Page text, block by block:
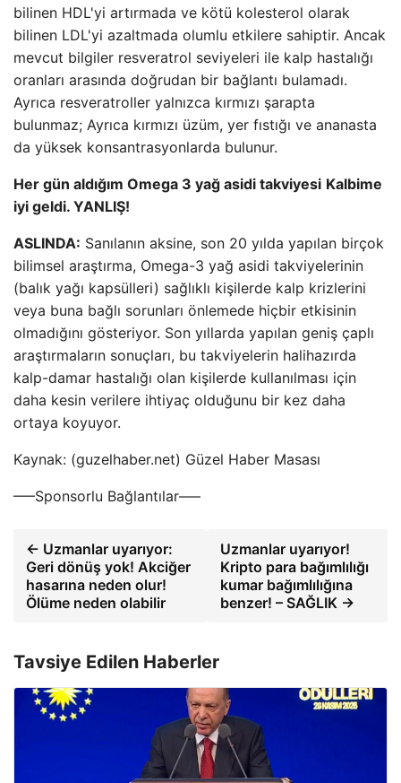
bilinen HDL'yi artırmada ve kötü kolesterol olarak
bilinen LDL'yi azaltmada olumlu etkilere sahiptir. Ancak
mevcut bilgiler resveratrol seviyeleri ile kalp hastalığı
oranları arasında doğrudan bir bağlantı bulamadı.
Ayrıca resveratroller yalnızca kırmızı şarapta
bulunmaz; Ayrıca kırmızı üzüm, yer fıstığı ve ananasta
da yüksek konsantrasyonlarda bulunur.
Her gün aldığım Omega 3 yağ asidi takviyesi Kalbime
iyi geldi. YANLIŞ!
ASLINDA: Sanılanın aksine, son 20 yılda yapılan birçok
bilimsel araştırma, Omega-3 yağ asidi takviyelerinin
(balık yağı kapsülleri) sağlıklı kişilerde kalp krizlerini
veya buna bağlı sorunları önlemede hiçbir etkisinin
olmadığını gösteriyor. Son yıllarda yapılan geniş çaplı
araştırmaların sonuçları, bu takviyelerin halihazırda
kalp-damar hastalığı olan kişilerde kullanılması için
daha kesin verilere ihtiyaç olduğunu bir kez daha
ortaya koyuyor.
Kaynak: (guzelhaber.net) Güzel Haber Masası
—–Sponsorlu Bağlantılar—–
← Uzmanlar uyarıyor:
Geri dönüş yok! Akciğer
hasarına neden olur!
Ölüme neden olabilir
Uzmanlar uyarıyor!
Kripto para bağımlılığı
kumar bağımlılığına
benzer! – SAĞLIK →
Tavsiye Edilen Haberler